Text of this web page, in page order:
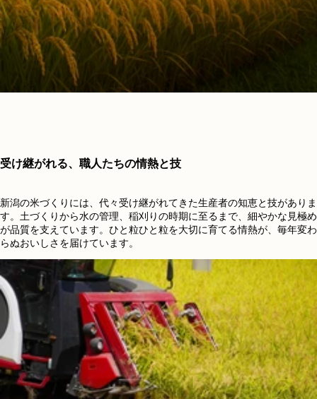
受け継がれる、職人たちの情熱と技
新潟の米づくりには、代々受け継がれてきた生産者の知恵と技がありま
す。土づくりから水の管理、稲刈りの時期に至るまで、細やかな見極め
が品質を支えています。ひと粒ひと粒を大切に育てる情熱が、毎年変わ
らぬおいしさを届けています。